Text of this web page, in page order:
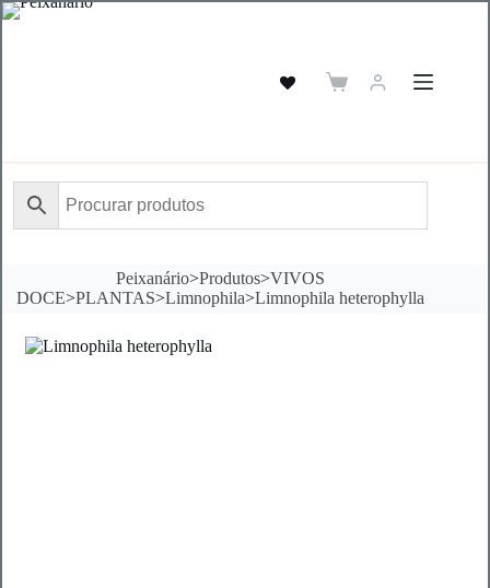
Pular
Carrinho
Peixanário>Produtos>VIVOS
DOCE>PLANTAS>Limnophila>Limnophila heterophylla